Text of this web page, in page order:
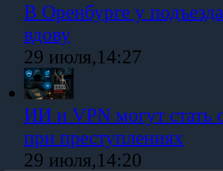
В Оренбурге у
вдову
29 июля,14:27
ИИ и VPN могут стать
при преступлениях
29 июля,14:20